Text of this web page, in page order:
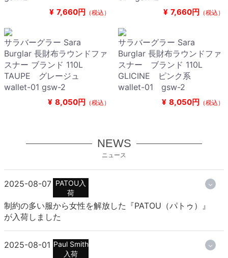
¥ 7,660円 （税込） ¥ 7,660円 （税込）
サラバーグラー Sara
Burglar 長財布ラウンドファ
スナー ブランド 110L
TAUPE グレージュ
wallet-01 gsw-2
¥ 8,050円 （税込）
サラバーグラー Sara
Burglar 長財布ラウンドファ
スナー ブランド 110L
GLICINE ピンク系
wallet-01 gsw-2
¥ 8,050円 （税込）
NEWS
ニュース
2025-08-07 PATOU入
荷
制約の多い服から女性を解放した『PATOU（パトゥ）』
が入荷しました
2025-08-01 Paul Smith
入荷